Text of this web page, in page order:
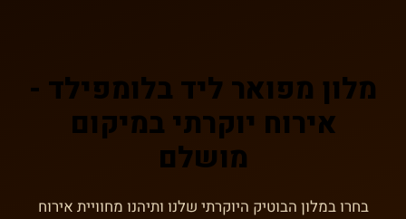
מלון מפואר ליד בלומפילד -
אירוח יוקרתי במיקום
מושלם
בחרו במלון הבוטיק היוקרתי שלנו ותיהנו מחוויית אירוח